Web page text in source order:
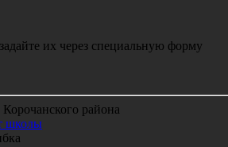
их через специальную форму
района
школы